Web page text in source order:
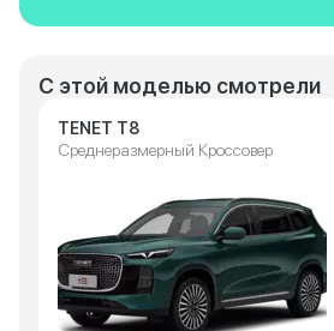
С этой моделью смотрели
TENET T8
Среднеразмерный Кроссовер